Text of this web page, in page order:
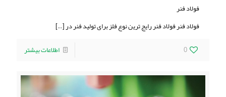
فولاد فنر
فولاد فنر فولاد فنر رایج ترین نوع فلز برای تولید فنر در[…]
0
اطلاعات بیشتر